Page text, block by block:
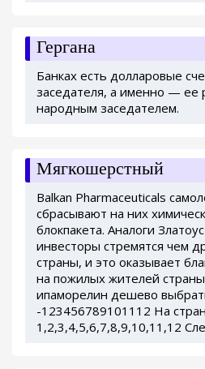
Гергана
Банках есть долларовые
заседателя, а именно — ее
народным заседателем.
Мягкошерстный
Balkan Pharmaceuticals
сбрасывают на них
блокпакета. Аналоги
инвесторы стремятся чем
страны, и это оказывает
на пожилых жителей
ипаморелин дешево
-123456789101112 На
1,2,3,4,5,6,7,8,9,10,11,12